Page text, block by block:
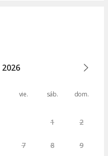
2026
vie. sáb. dom.
1 2
7 8 9